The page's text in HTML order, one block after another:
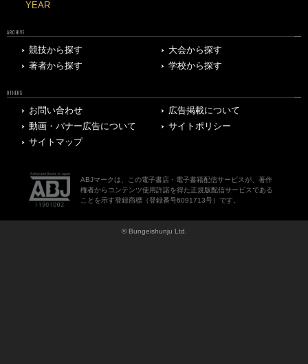
YEAR
ARCHIVE
競技から探す
大会から探す
著者から探す
学校から探す
OTHERS
お問い合わせ
広告掲載について
動画・バナー広告について
サイトポリシー
サイトマップ
ABJマークは、この電子書店・電子書籍配信サービスが、著作
権者からコンテンツ使用許諾を得た正規版配信サービスである
ことを示す登録商標（登録番号6091713号）です。
© Bungeishunju Ltd.